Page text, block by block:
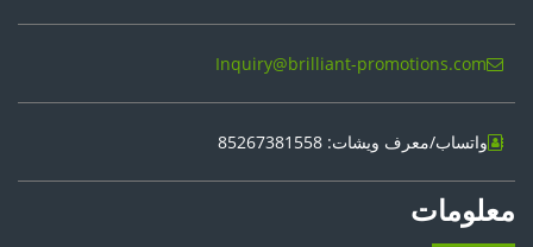
Inquiry@brilliant-promotions.com
واتساب/معرف ويشات: 85267381558
معلومات